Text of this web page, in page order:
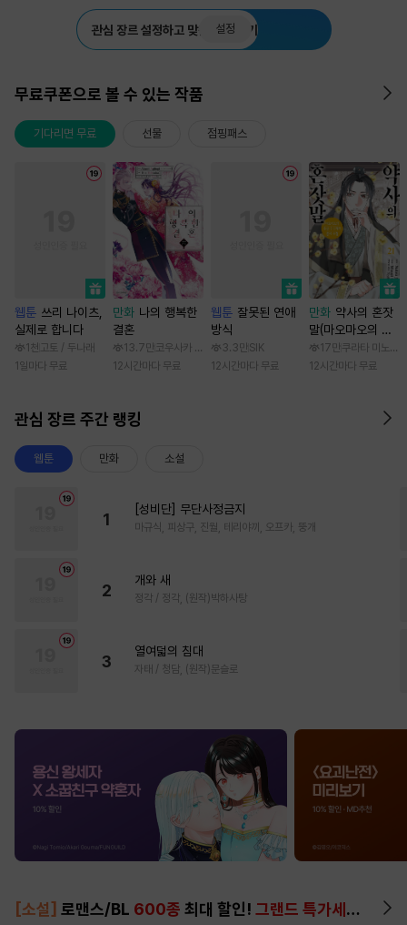
관심 장르 설정하고 맞춤 추천 받기
설정
무료쿠폰으로 볼 수 있는 작품
기다리면 무료 선물 점핑패스
웹툰 쓰리 나이츠,
실제로 합니다
1천 고토 / 두나래
1일마다 무료
만화 나의 행복한
결혼
13.7만 코우사카 리토 / 아기토기 아쿠미
12시간마다 무료
웹툰 잘못된 연애
방식
3.3만 SIK
12시간마다 무료
만화 약사의 혼잣
말(마오마오의 후
궁 수수께끼 풀이
수첩)
17만 쿠라타 미노지
12시간마다 무료
관심 장르 주간 랭킹
웹툰 만화 소설
1
[성비단] 무단사정금지
마규식, 피상구, 진월, 테리야끼, 오프카, 뚱개
2
개와 새
정각 / 정각, (원작)박하사탕
3
열여덟의 침대
자태 / 청담, (원작)문슬로
[소설] 로맨스/BL 600종 최대 할인! 그랜드 특가세트